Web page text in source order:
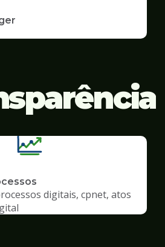
digitais, cpnet, atos